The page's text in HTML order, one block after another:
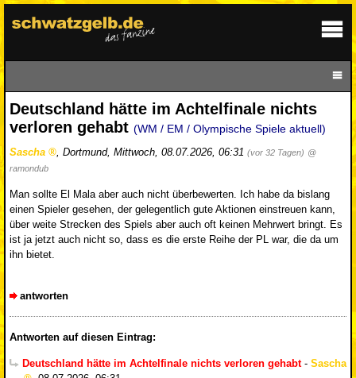
Deutschland hätte im Achtelfinale nichts
verloren gehabt (WM / EM / Olympische Spiele aktuell)
Sascha , Dortmund, Mittwoch, 08.07.2026, 06:31 (vor 32 Tagen) @
ramondub
Man sollte El Mala aber auch nicht überbewerten. Ich habe da bislang
einen Spieler gesehen, der gelegentlich gute Aktionen einstreuen kann,
über weite Strecken des Spiels aber auch oft keinen Mehrwert bringt. Es
ist ja jetzt auch nicht so, dass es die erste Reihe der PL war, die da um
ihn bietet.
antworten
Antworten auf diesen Eintrag:
Deutschland hätte im Achtelfinale nichts verloren gehabt- Sascha